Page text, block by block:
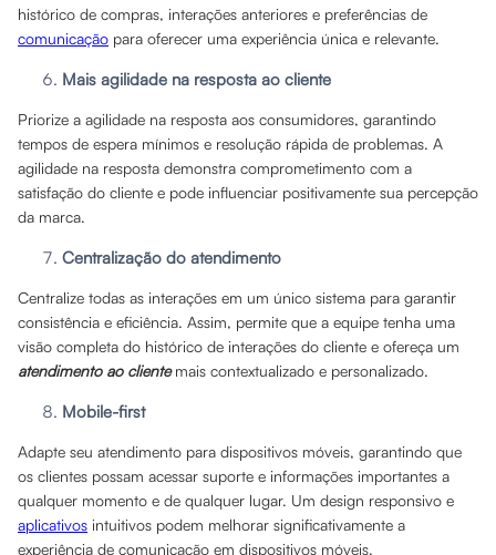
histórico de compras, interações anteriores e preferências de
comunicação para oferecer uma experiência única e relevante.
Mais agilidade na resposta ao cliente
Priorize a agilidade na resposta aos consumidores, garantindo
tempos de espera mínimos e resolução rápida de problemas. A
agilidade na resposta demonstra comprometimento com a
satisfação do cliente e pode influenciar positivamente sua percepção
da marca.
Centralização do atendimento
Centralize todas as interações em um único sistema para garantir
consistência e eficiência. Assim, permite que a equipe tenha uma
visão completa do histórico de interações do cliente e ofereça um
atendimento ao clientemais contextualizado e personalizado.
Mobile-first
Adapte seu atendimento para dispositivos móveis, garantindo que
os clientes possam acessar suporte e informações importantes a
qualquer momento e de qualquer lugar. Um design responsivo e
aplicativos intuitivos podem melhorar significativamente a
experiência de comunicação em dispositivos móveis.